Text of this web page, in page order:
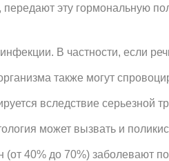
передают эту гормональную
В частности, если
также могут
вследствие серьезной
может вызвать и
40% до 70%) заболевают